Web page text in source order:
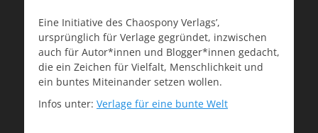
Eine Initiative des Chaospony Verlags’,
ursprünglich für Verlage gegründet, inzwischen
auch für Autor*innen und Blogger*innen gedacht,
die ein Zeichen für Vielfalt, Menschlichkeit und
ein buntes Miteinander setzen wollen.
Infos unter: Verlage für eine bunte Welt